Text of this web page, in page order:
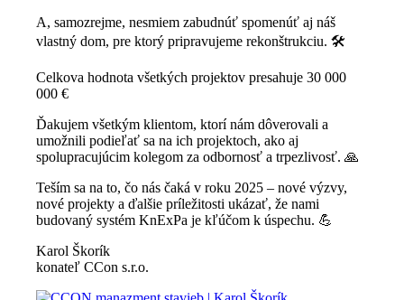
A, samozrejme, nesmiem zabudnúť spomenúť aj náš
vlastný dom, pre ktorý pripravujeme rekonštrukciu. 🛠
Celkova hodnota všetkých projektov presahuje 30 000
000 €
Ďakujem všetkým klientom, ktorí nám dôverovali a
umožnili podieľať sa na ich projektoch, ako aj
spolupracujúcim kolegom za odbornosť a trpezlivosť. 🙏
Teším sa na to, čo nás čaká v roku 2025 – nové výzvy,
nové projekty a ďalšie príležitosti ukázať, že nami
budovaný systém KnExPa je kľúčom k úspechu. 💪
Karol Škorík
konateľ CCon s.r.o.